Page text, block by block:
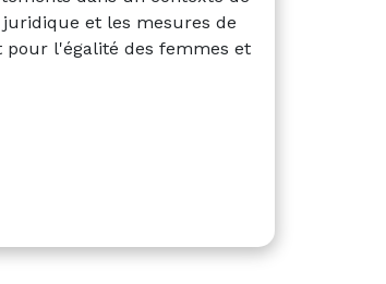
et les mesures de
l'égalité des femmes et